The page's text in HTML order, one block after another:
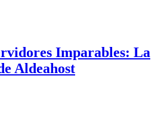
Imparables: La
Aldeahost